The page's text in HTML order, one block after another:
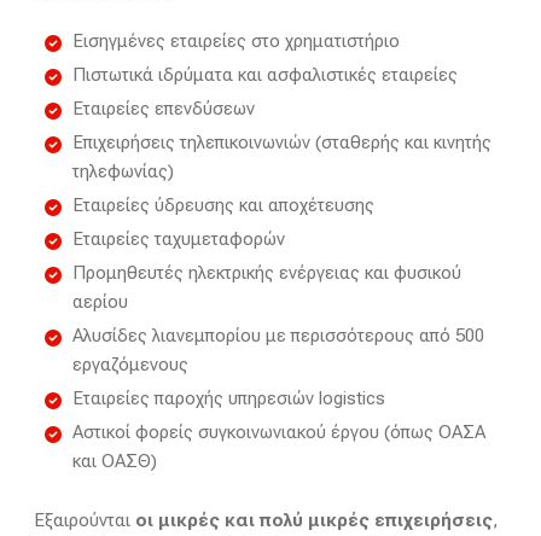
Εισηγμένες εταιρείες στο χρηματιστήριο
Πιστωτικά ιδρύματα και ασφαλιστικές εταιρείες
Εταιρείες επενδύσεων
Επιχειρήσεις τηλεπικοινωνιών (σταθερής και κινητής
τηλεφωνίας)
Εταιρείες ύδρευσης και αποχέτευσης
Εταιρείες ταχυμεταφορών
Προμηθευτές ηλεκτρικής ενέργειας και φυσικού
αερίου
Αλυσίδες λιανεμπορίου με περισσότερους από 500
εργαζόμενους
Εταιρείες παροχής υπηρεσιών logistics
Αστικοί φορείς συγκοινωνιακού έργου (όπως ΟΑΣΑ
και ΟΑΣΘ)
Εξαιρούνται οι μικρές και πολύ μικρές επιχειρήσεις,